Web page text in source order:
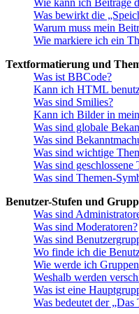
Was bewirkt die
Warum muss mein
Wie markiere ich ein
Textformatierung und
Was ist BBCode?
Kann ich HTML
Was sind Smilies?
Kann ich Bilder in
Was sind globale
Was sind
Was sind wichtige
Was sind geschlossene
Was sind Themen-
Benutzer-Stufen und
Was sind
Was sind Moderatoren?
Was sind
Wo finde ich die
Wie werde ich
Weshalb werden
Was ist eine
Was bedeutet der